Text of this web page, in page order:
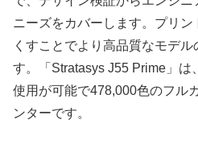
ニーズをカバーします。プリ
くすことでより高品質なモデ
す。「Stratasys J55 Prime」は
使用が可能で478,000色のフル
ンターです。